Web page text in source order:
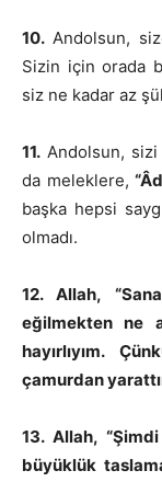
10. Andolsun,
Sizin için orada
siz ne kadar az
11. Andolsun,
da meleklere,
başka hepsi
olmadı.
12. Allah,
eğilmekten ne
hayırlıyım.
çamurdan
13. Allah,
büyüklük